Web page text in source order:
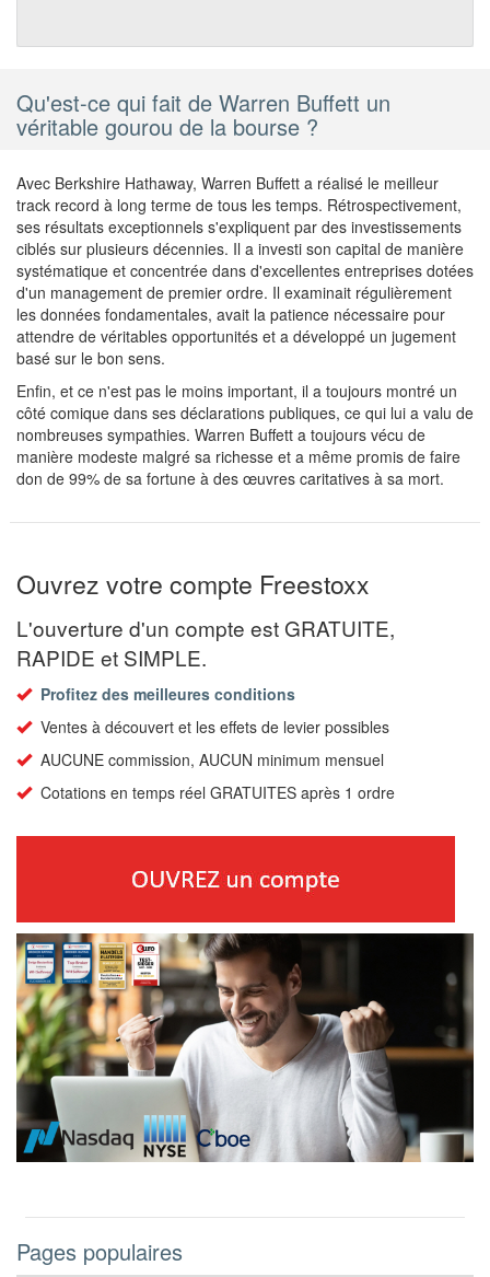
Qu'est-ce qui fait de Warren Buffett un
véritable gourou de la bourse ?
Avec Berkshire Hathaway, Warren Buffett a réalisé le meilleur
track record à long terme de tous les temps. Rétrospectivement,
ses résultats exceptionnels s'expliquent par des investissements
ciblés sur plusieurs décennies. Il a investi son capital de manière
systématique et concentrée dans d'excellentes entreprises dotées
d'un management de premier ordre. Il examinait régulièrement
les données fondamentales, avait la patience nécessaire pour
attendre de véritables opportunités et a développé un jugement
basé sur le bon sens.
Enfin, et ce n'est pas le moins important, il a toujours montré un
côté comique dans ses déclarations publiques, ce qui lui a valu de
nombreuses sympathies. Warren Buffett a toujours vécu de
manière modeste malgré sa richesse et a même promis de faire
don de 99% de sa fortune à des œuvres caritatives à sa mort.
Ouvrez votre compte Freestoxx
L'ouverture d'un compte est GRATUITE,
RAPIDE et SIMPLE.
Profitez des meilleures conditions
Ventes à découvert et les effets de levier possibles
AUCUNE commission, AUCUN minimum mensuel
Cotations en temps réel GRATUITES après 1 ordre
Pages populaires